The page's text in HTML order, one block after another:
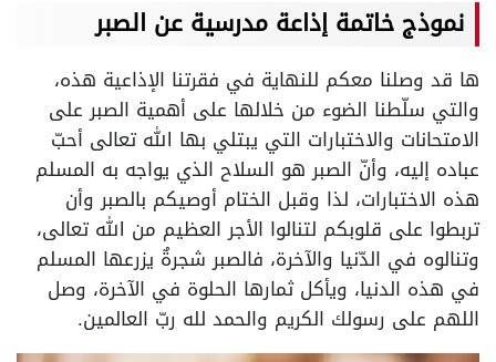
نموذج خاتمة إذاعة مدرسية عن الصبر
ها قد وصلنا معكم للنهاية في فقرتنا الإذاعية هذه،
والتي سلّطنا الضوء من خلالها على أهمية الصبر على
الامتحانات والاختبارات التي يبتلي بها الله تعالى أحبّ
عباده إليه، وأنّ الصبر هو السلاح الذي يواجه به المسلم
هذه الاختبارات، لذا وقبل الختام أوصيكم بالصبر وأن
تربطوا على قلوبكم لتنالوا الأجر العظيم من الله تعالى،
وتنالوه في الدّنيا والآخرة، فالصبر شجرةٌ يزرعها المسلم
في هذه الدنيا، ويأكل ثمارها الحلوة في الآخرة، وصل
اللهم على رسولك الكريم والحمد لله ربّ العالمين.